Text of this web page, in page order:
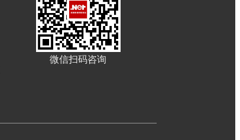
微信扫码咨询